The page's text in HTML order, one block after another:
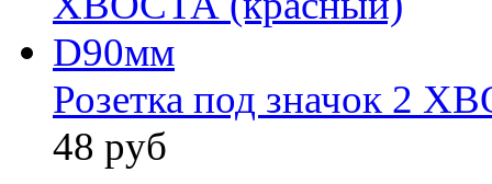
Розетка под значок 2
48 руб